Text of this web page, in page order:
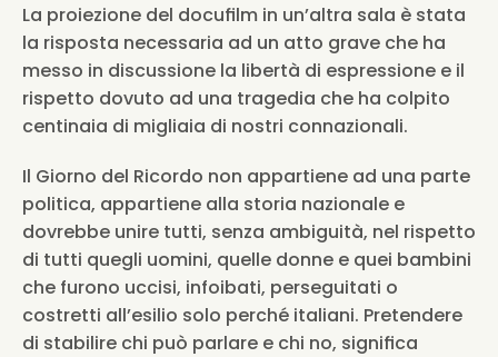
La proiezione del docufilm in un’altra sala è stata
la risposta necessaria ad un atto grave che ha
messo in discussione la libertà di espressione e il
rispetto dovuto ad una tragedia che ha colpito
centinaia di migliaia di nostri connazionali.
Il Giorno del Ricordo non appartiene ad una parte
politica, appartiene alla storia nazionale e
dovrebbe unire tutti, senza ambiguità, nel rispetto
di tutti quegli uomini, quelle donne e quei bambini
che furono uccisi, infoibati, perseguitati o
costretti all’esilio solo perché italiani. Pretendere
di stabilire chi può parlare e chi no, significa